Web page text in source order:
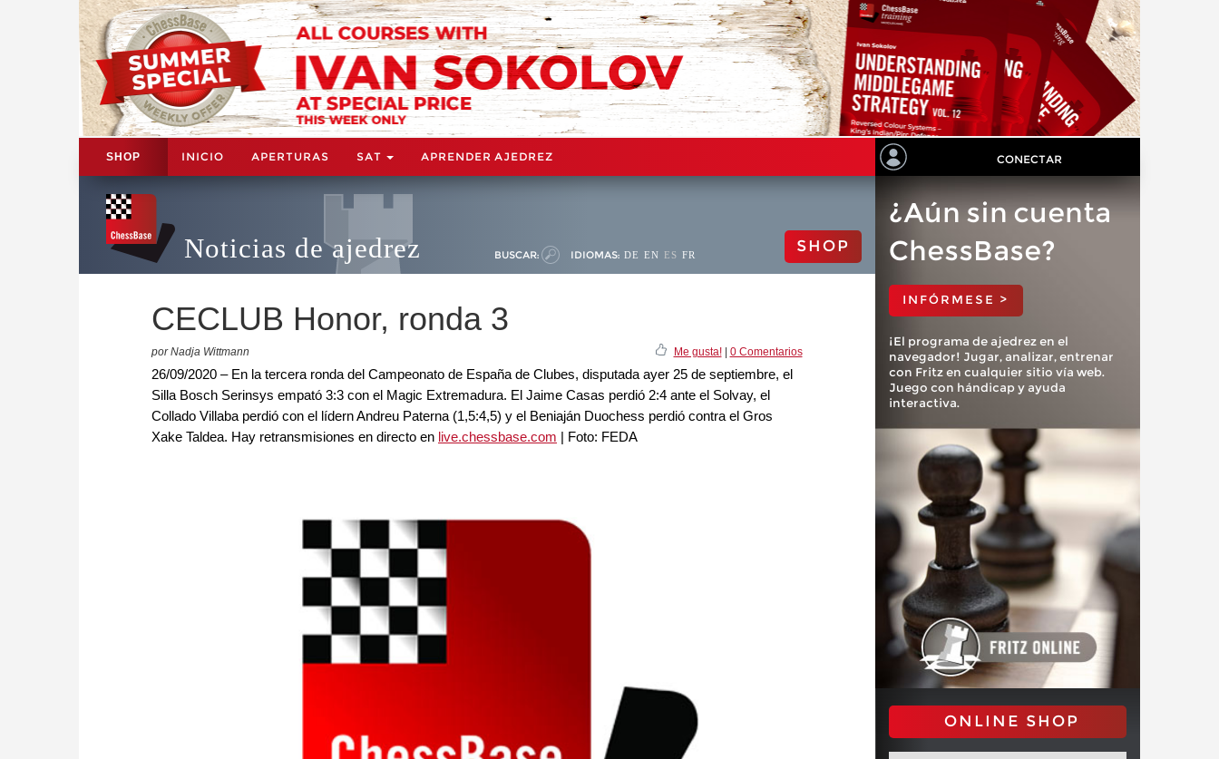
SHOP INICIO APERTURAS SAT APRENDER AJEDREZ CONECTAR
Noticias de ajedrez BUSCAR: IDIOMAS: DE EN ES FR SHOP
CECLUB Honor, ronda 3
por Nadja Wittmann Me gusta!| 0 Comentarios
26/09/2020 – En la tercera ronda del Campeonato de España de Clubes, disputada ayer 25 de septiembre, el
Silla Bosch Serinsys empató 3:3 con el Magic Extremadura. El Jaime Casas perdió 2:4 ante el Solvay, el
Collado Villaba perdió con el lídern Andreu Paterna (1,5:4,5) y el Beniaján Duochess perdió contra el Gros
Xake Taldea. Hay retransmisiones en directo en live.chessbase.com | Foto: FEDA
¿Aún sin cuenta
ChessBase?
INFÓRMESE >
¡El programa de ajedrez en el
navegador! Jugar, analizar, entrenar
con Fritz en cualquier sitio vía web.
Juego con hándicap y ayuda
interactiva.
ONLINE SHOP